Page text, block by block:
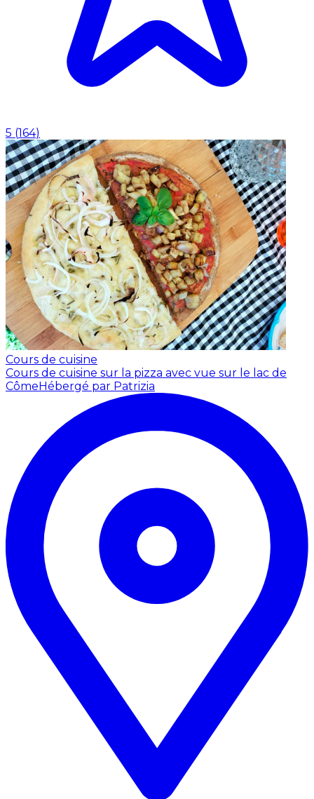
5 (164)
Cours de cuisine
Cours de cuisine sur la pizza avec vue sur le lac de
Côme Hébergé par Patrizia